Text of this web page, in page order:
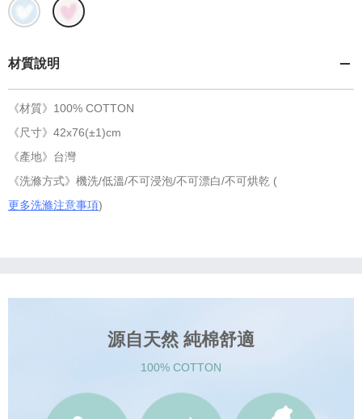
材質說明
《材質》100% COTTON
《尺寸》42x76(±1)cm
《產地》台灣
《洗滌方式》機洗/低溫/不可浸泡/不可漂白/不可烘乾 (
更多洗滌注意事項)
源自天然 純棉舒適
100% COTTON